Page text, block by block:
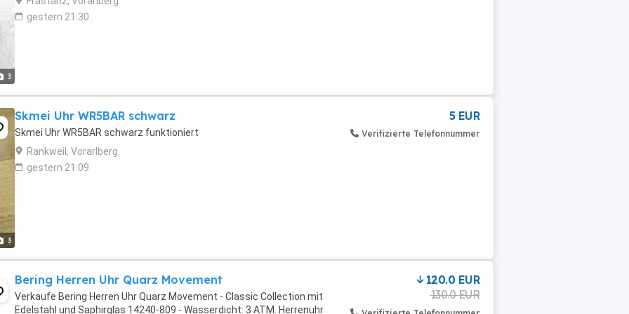
3
gestern 21:30
3
Skmei Uhr WR5BAR schwarz
Skmei Uhr WR5BAR schwarz funktioniert
Rankweil, Vorarlberg
gestern 21:09
5 EUR
Verifizierte Telefonnummer
Bering Herren Uhr Quarz Movement
Verkaufe Bering Herren Uhr Quarz Movement - Classic Collection mit
Edelstahl und Saphirglas 14240-809 - Wasserdicht: 3 ATM. Herrenuhr
120.0 EUR
130.0 EUR